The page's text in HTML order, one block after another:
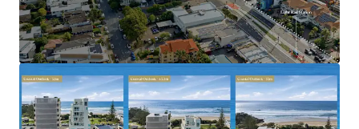
future apartment supply and increasing residential
demand
2023–2031 Gold Coast Highway, Miami is offered for sale
via Expressions of Interest closing Thursday, 2 July 2026 at
5:00pm (AEST).